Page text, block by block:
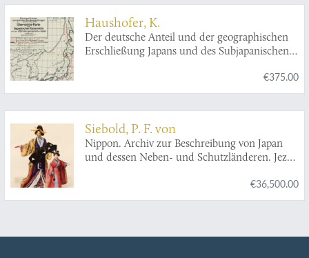
Haushofer, K.
Der deutsche Anteil und der geographischen
Erschließung Japans und des Subjapanischen
€375.00
Siebold, P. F. von
Nippon. Archiv zur Beschreibung von Japan
und dessen Neben- und Schutzländeren. Jezo
den Liukiu-Inseln, nach japanischen und
europäischen Schriften und eigenen
€36,500.00